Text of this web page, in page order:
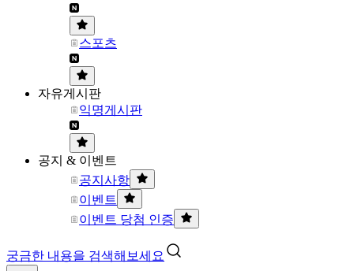
스포츠
자유게시판
익명게시판
공지 & 이벤트
공지사항
이벤트
이벤트 당첨 인증
궁금한 내용을 검색해보세요